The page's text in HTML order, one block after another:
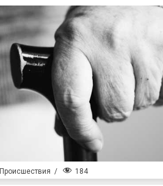
Происшествия / 184